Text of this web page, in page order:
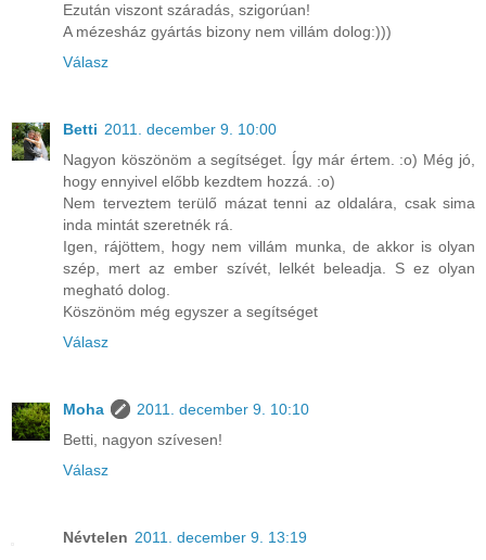
Ezután viszont száradás, szigorúan!
A mézesház gyártás bizony nem villám dolog:)))
Válasz
Betti 2011. december 9. 10:00
Nagyon köszönöm a segítséget. Így már értem. :o) Még jó,
hogy ennyivel előbb kezdtem hozzá. :o)
Nem terveztem terülő mázat tenni az oldalára, csak sima
inda mintát szeretnék rá.
Igen, rájöttem, hogy nem villám munka, de akkor is olyan
szép, mert az ember szívét, lelkét beleadja. S ez olyan
megható dolog.
Köszönöm még egyszer a segítséget
Válasz
Moha
2011. december 9. 10:10
Betti, nagyon szívesen!
Válasz
Névtelen 2011. december 9. 13:19